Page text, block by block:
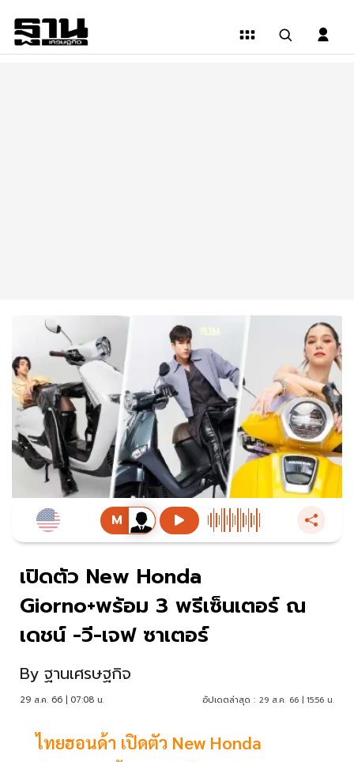
เปิดตัว New Honda
Giorno+พร้อม 3 พรีเซ็นเตอร์ ณ
เดชน์ -วี-เจฟ ซาเตอร์
By ฐานเศรษฐกิจ
29 ส.ค. 66 | 07:08 น. อัปเดตล่าสุด : 29 ส.ค. 66 | 15:56 น.
ไทยฮอนด้า เปิดตัว New Honda